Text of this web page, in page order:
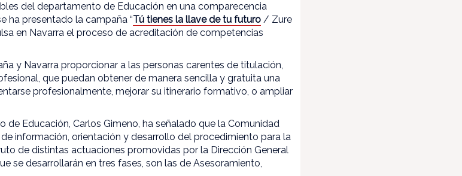
del departamento de Educación en una comparecencia
ha presentado la campaña “Tú tienes la llave de tu futuro / Zure
en Navarra el proceso de acreditación de competencias
y Navarra proporcionar a las personas carentes de titulación,
que puedan obtener de manera sencilla y gratuita una
profesionalmente, mejorar su itinerario formativo, o ampliar
de Educación, Carlos Gimeno, ha señalado que la Comunidad
información, orientación y desarrollo del procedimiento para la
de distintas actuaciones promovidas por la Dirección General
se desarrollarán en tres fases, son las de Asesoramiento,